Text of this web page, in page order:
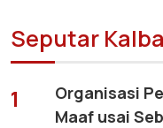
Seputar
1
Organisasi
Maaf usai